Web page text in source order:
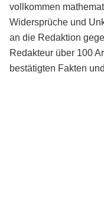
vollkommen
Widersprüche und
an die Redaktion
Redakteur über 100
bestätigten Fakten